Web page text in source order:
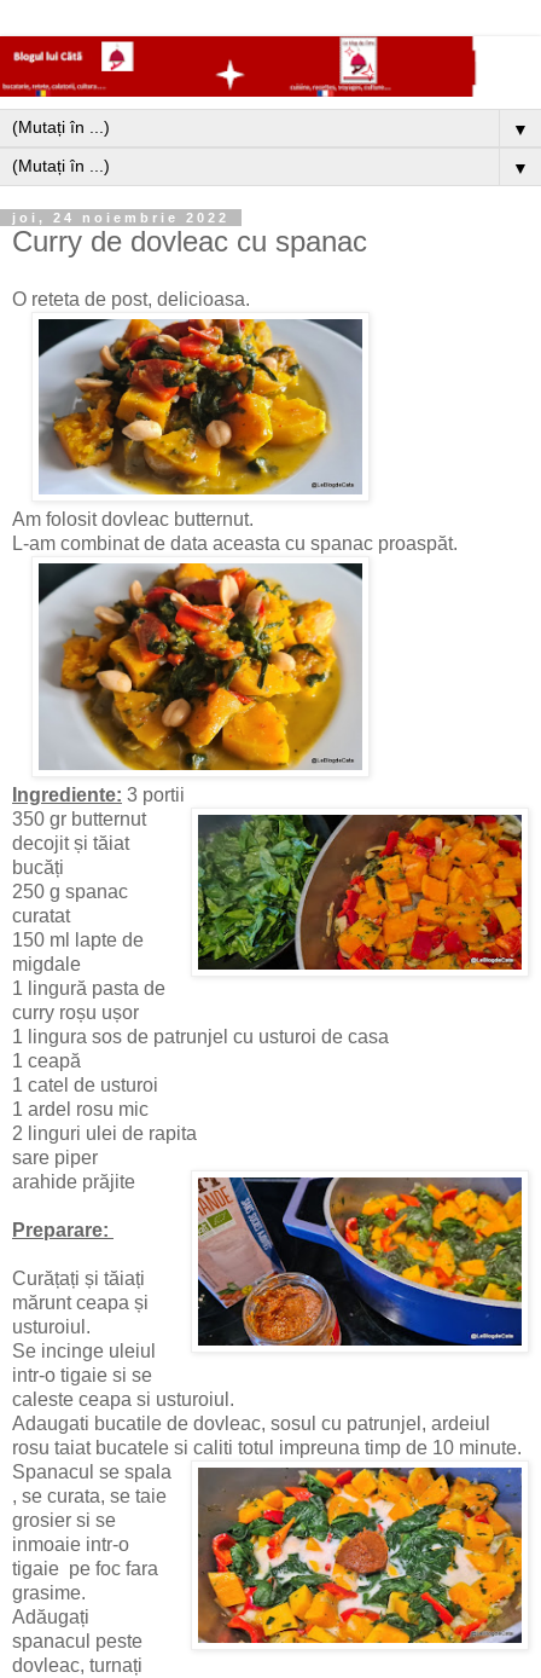
▼
▼
joi, 24 noiembrie 2022
Curry de dovleac cu spanac
O reteta de post, delicioasa.
Am folosit dovleac butternut.
L-am combinat de data aceasta cu spanac proaspăt.
Ingrediente: 3 portii
350 gr butternut
decojit și tăiat
bucăți
250 g spanac
curatat
150 ml lapte de
migdale
1 lingură pasta de
curry roșu ușor
1 lingura sos de patrunjel cu usturoi de casa
1 ceapă
1 catel de usturoi
1 ardel rosu mic
2 linguri ulei de rapita
sare piper
arahide prăjite
Preparare:
Curățați și tăiați
mărunt ceapa și
usturoiul.
Se incinge uleiul
intr-o tigaie si se
caleste ceapa si usturoiul.
Adaugati bucatile de dovleac, sosul cu patrunjel, ardeiul
rosu taiat bucatele si caliti totul impreuna timp de 10 minute.
Spanacul se spala
, se curata, se taie
grosier si se
inmoaie intr-o
tigaie pe foc fara
grasime.
Adăugați
spanacul peste
dovleac, turnați